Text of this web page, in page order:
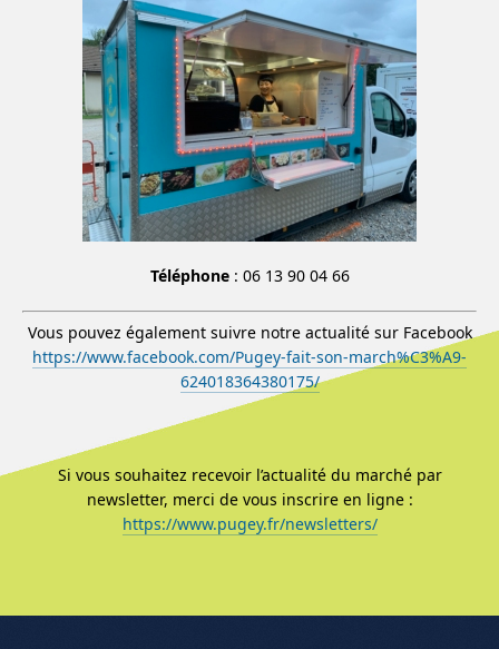
Téléphone: 06 13 90 04 66
Vous pouvez également suivre notre actualité sur Facebook
https://www.facebook.com/Pugey-fait-son-march%C3%A9-
624018364380175/
Si vous souhaitez recevoir l’actualité du marché par
newsletter, merci de vous inscrire en ligne :
https://www.pugey.fr/newsletters/